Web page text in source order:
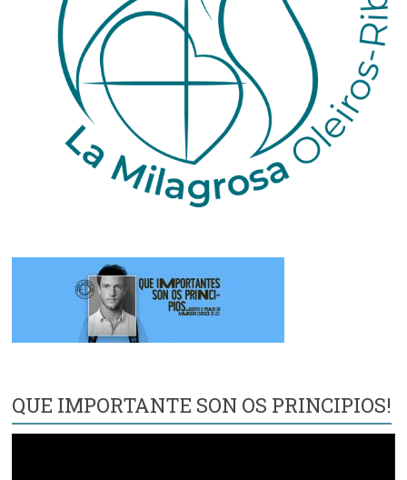
QUE IMPORTANTE SON OS PRINCIPIOS!